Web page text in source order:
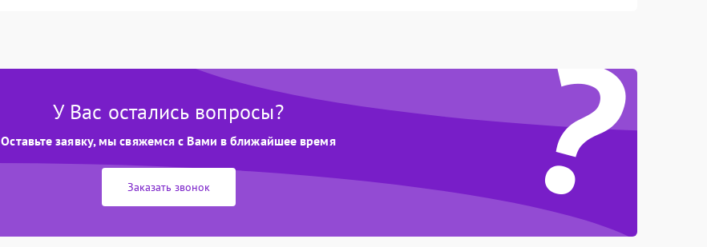
?
У Вас остались вопросы?
Оставьте заявку, мы свяжемся с Вами в ближайшее время
Заказать звонок